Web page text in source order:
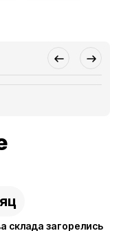
склада загорелись